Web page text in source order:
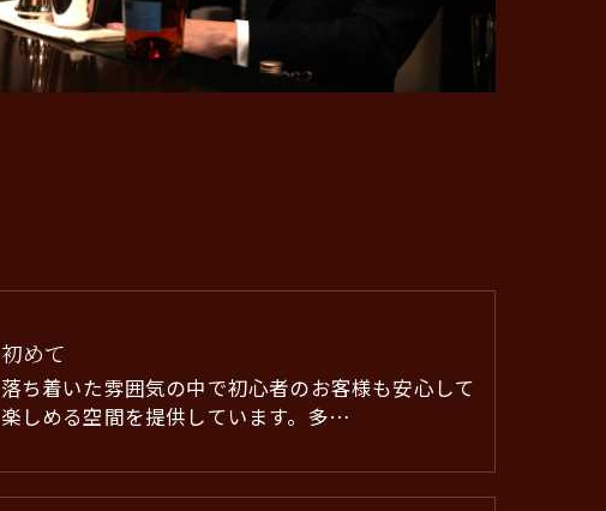
初めて
落ち着いた雰囲気の中で初心者のお客様も安心して
楽しめる空間を提供しています。多…